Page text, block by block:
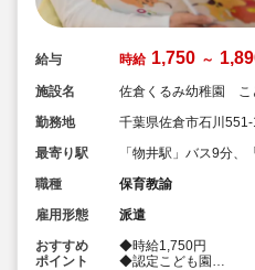
給与 時給 1,750 ～
施設名
佐倉くるみ幼稚園 こ
勤務地
千葉県佐倉市石川551-
最寄り駅
「物井駅」バス9分、
職種
保育教諭
雇用形態
派遣
おすすめ
ポイント
◆時給1,750円
◆認定こども園